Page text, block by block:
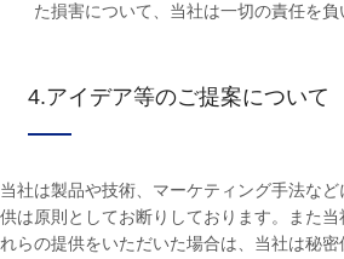
た損害について、当社は一切の責任を負
4.アイデア等のご提案について
当社は製品や技術、マーケティング手法な
供は原則としてお断りしております。また
れらの提供をいただいた場合は、当社は秘密